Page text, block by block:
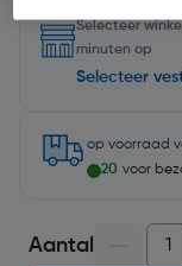
Selecteer
minuten op
Selecteer
op voorraad
20 voor
Aantal